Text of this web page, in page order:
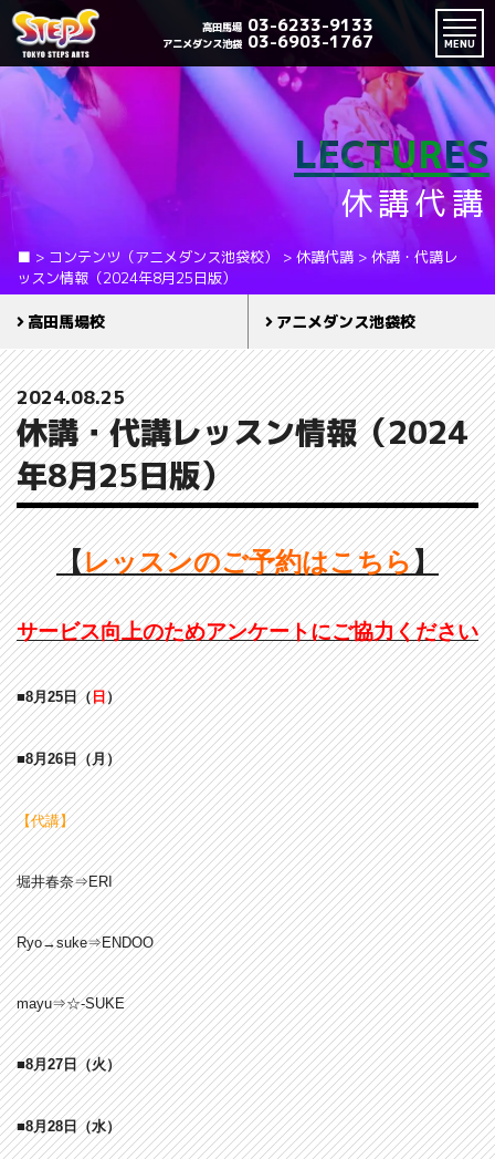
高田馬場 03-6233-9133
アニメダンス池袋 03-6903-1767 MENU
LECTURES
休講代講
■ > コンテンツ（アニメダンス池袋校） > 休講代講 > 休講・代講レ
ッスン情報（2024年8月25日版）
高田馬場校 アニメダンス池袋校
2024.08.25
休講・代講レッスン情報（2024
年8月25日版）
【レッスンのご予約はこちら】
サービス向上のためアンケートにご協力ください
■8月25日（日）
■8月26日（月）
【代講】
堀井春奈⇒ERI
Ryo→suke⇒ENDOO
mayu⇒☆-SUKE
■8月27日（火）
■8月28日（水）